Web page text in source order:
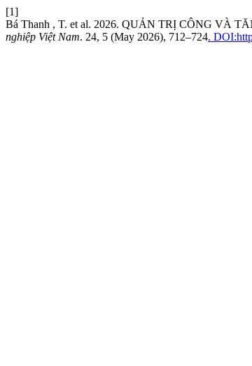
[1]
Bá Thanh , T. et al. 2026. QUẢN TRỊ CÔNG VÀ
nghiệp Việt Nam. 24, 5 (May 2026), 712–724.